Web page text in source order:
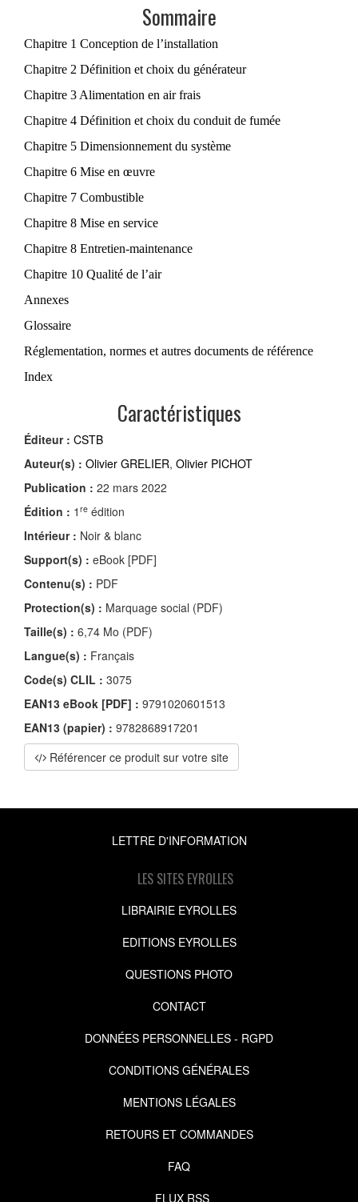
Sommaire
Chapitre 1 Conception de l’installation
Chapitre 2 Définition et choix du générateur
Chapitre 3 Alimentation en air frais
Chapitre 4 Définition et choix du conduit de fumée
Chapitre 5 Dimensionnement du système
Chapitre 6 Mise en œuvre
Chapitre 7 Combustible
Chapitre 8 Mise en service
Chapitre 8 Entretien-maintenance
Chapitre 10 Qualité de l’air
Annexes
Glossaire
Réglementation, normes et autres documents de référence
Index
Caractéristiques
Éditeur : CSTB
Auteur(s) : Olivier GRELIER, Olivier PICHOT
Publication : 22 mars 2022
Édition : 1 re édition
Intérieur : Noir & blanc
Support(s) : eBook [PDF]
Contenu(s) : PDF
Protection(s) : Marquage social (PDF)
Taille(s) : 6,74 Mo (PDF)
Langue(s) : Français
Code(s) CLIL : 3075
EAN13 eBook [PDF] : 9791020601513
EAN13 (papier) : 9782868917201
Référencer ce produit sur votre site
LETTRE D'INFORMATION
LES SITES EYROLLES
LIBRAIRIE EYROLLES
EDITIONS EYROLLES
QUESTIONS PHOTO
CONTACT
DONNÉES PERSONNELLES - RGPD
CONDITIONS GÉNÉRALES
MENTIONS LÉGALES
RETOURS ET COMMANDES
FAQ
FLUX RSS